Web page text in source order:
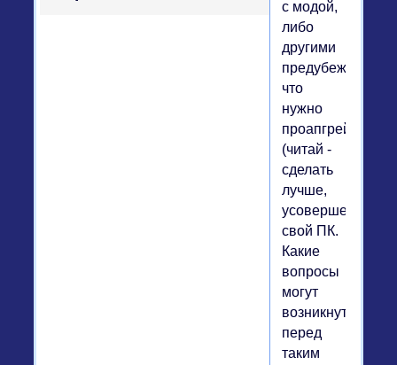
с модой,
либо
другими
что
нужно
проапгрейтить
(читай -
сделать
лучше,
свой ПК.
Какие
вопросы
могут
возникнуть
перед
таким